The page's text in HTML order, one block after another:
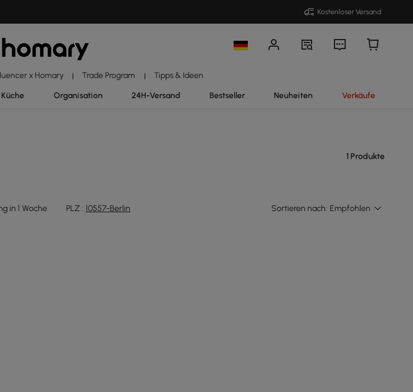
Kostenloser Versand
x Homary | Trade Program | Tipps & Ideen
Küche Organisation 24H-Versand Bestseller Neuheiten Verkäufe
1 Produkte
in 1 Woche PLZ : 10557-Berlin Sortieren nach: Empfohlen